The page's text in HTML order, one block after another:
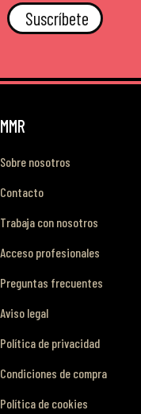
Suscríbete
MMR
Sobre nosotros
Contacto
Trabaja con nosotros
Acceso profesionales
Preguntas frecuentes
Aviso legal
Política de privacidad
Condiciones de compra
Política de cookies